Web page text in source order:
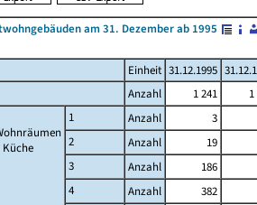
am 31. Dezember ab 1995
Einheit 31.12.1995
Anzahl 1 241
1 Anzahl 3
2
Anzahl 19
3
Anzahl 186
4
Anzahl 382